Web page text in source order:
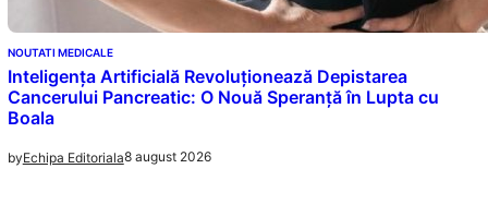
NOUTATI MEDICALE
Inteligența Artificială Revoluționează Depistarea
Cancerului Pancreatic: O Nouă Speranță în Lupta cu
Boala
byEchipa Editoriala8 august 2026